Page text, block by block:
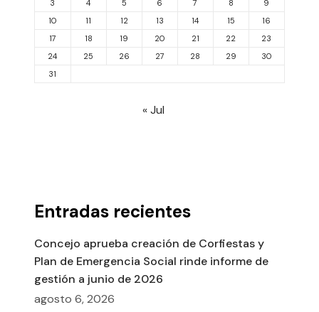
3 4 5 6 7 8
9
10
11 12 13 14 15
16
17
18 19 20 21 22
23
24
25 26 27 28 29
30
31
« Jul
Entradas recientes
Concejo aprueba creación de Corfiestas y
Plan de Emergencia Social rinde informe de
gestión a junio de 2026
agosto 6, 2026